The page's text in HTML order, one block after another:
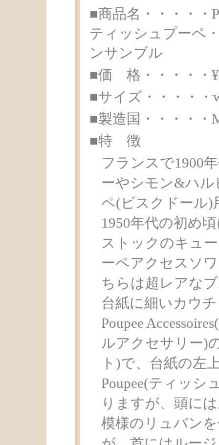
■商品名・・・・・
ティッシュプーペ
ンサンブル
■価 格・・・・・¥
■サイズ・・・・・
■製造国・・・・・
■特 徴
フランスで1900
ーやシモン&ハ
ペ(ビスクドール)
1950年代の初め
ストックのキュ
ーペアクセスソ
ちらは超レアな
台紙に細いカウ
Poupee
ルアクセサリー)
ト)で、台紙の左
Poupee(ティッシ
りますが、頭に
模様のリュバン